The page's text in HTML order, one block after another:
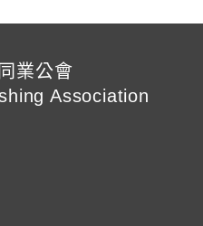
業公會
Association